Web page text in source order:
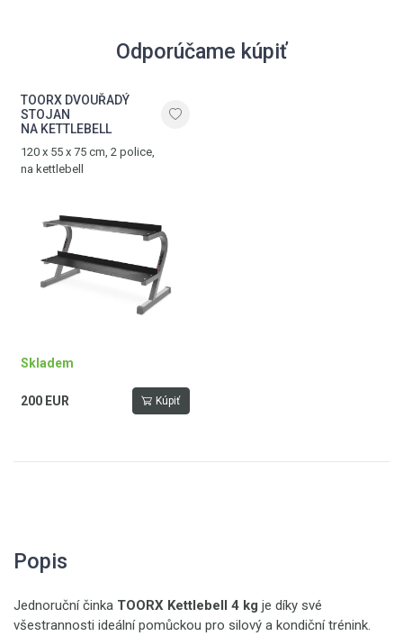
Odporúčame kúpiť
TOORX DVOUŘADÝ
STOJAN
NA KETTLEBELL
120 x 55 x 75 cm, 2 police,
na kettlebell
Skladem
200 EUR Kúpiť
Popis
Jednoruční činka TOORX Kettlebell 4 kg je díky své
všestrannosti ideální pomůckou pro silový a kondiční trénink.